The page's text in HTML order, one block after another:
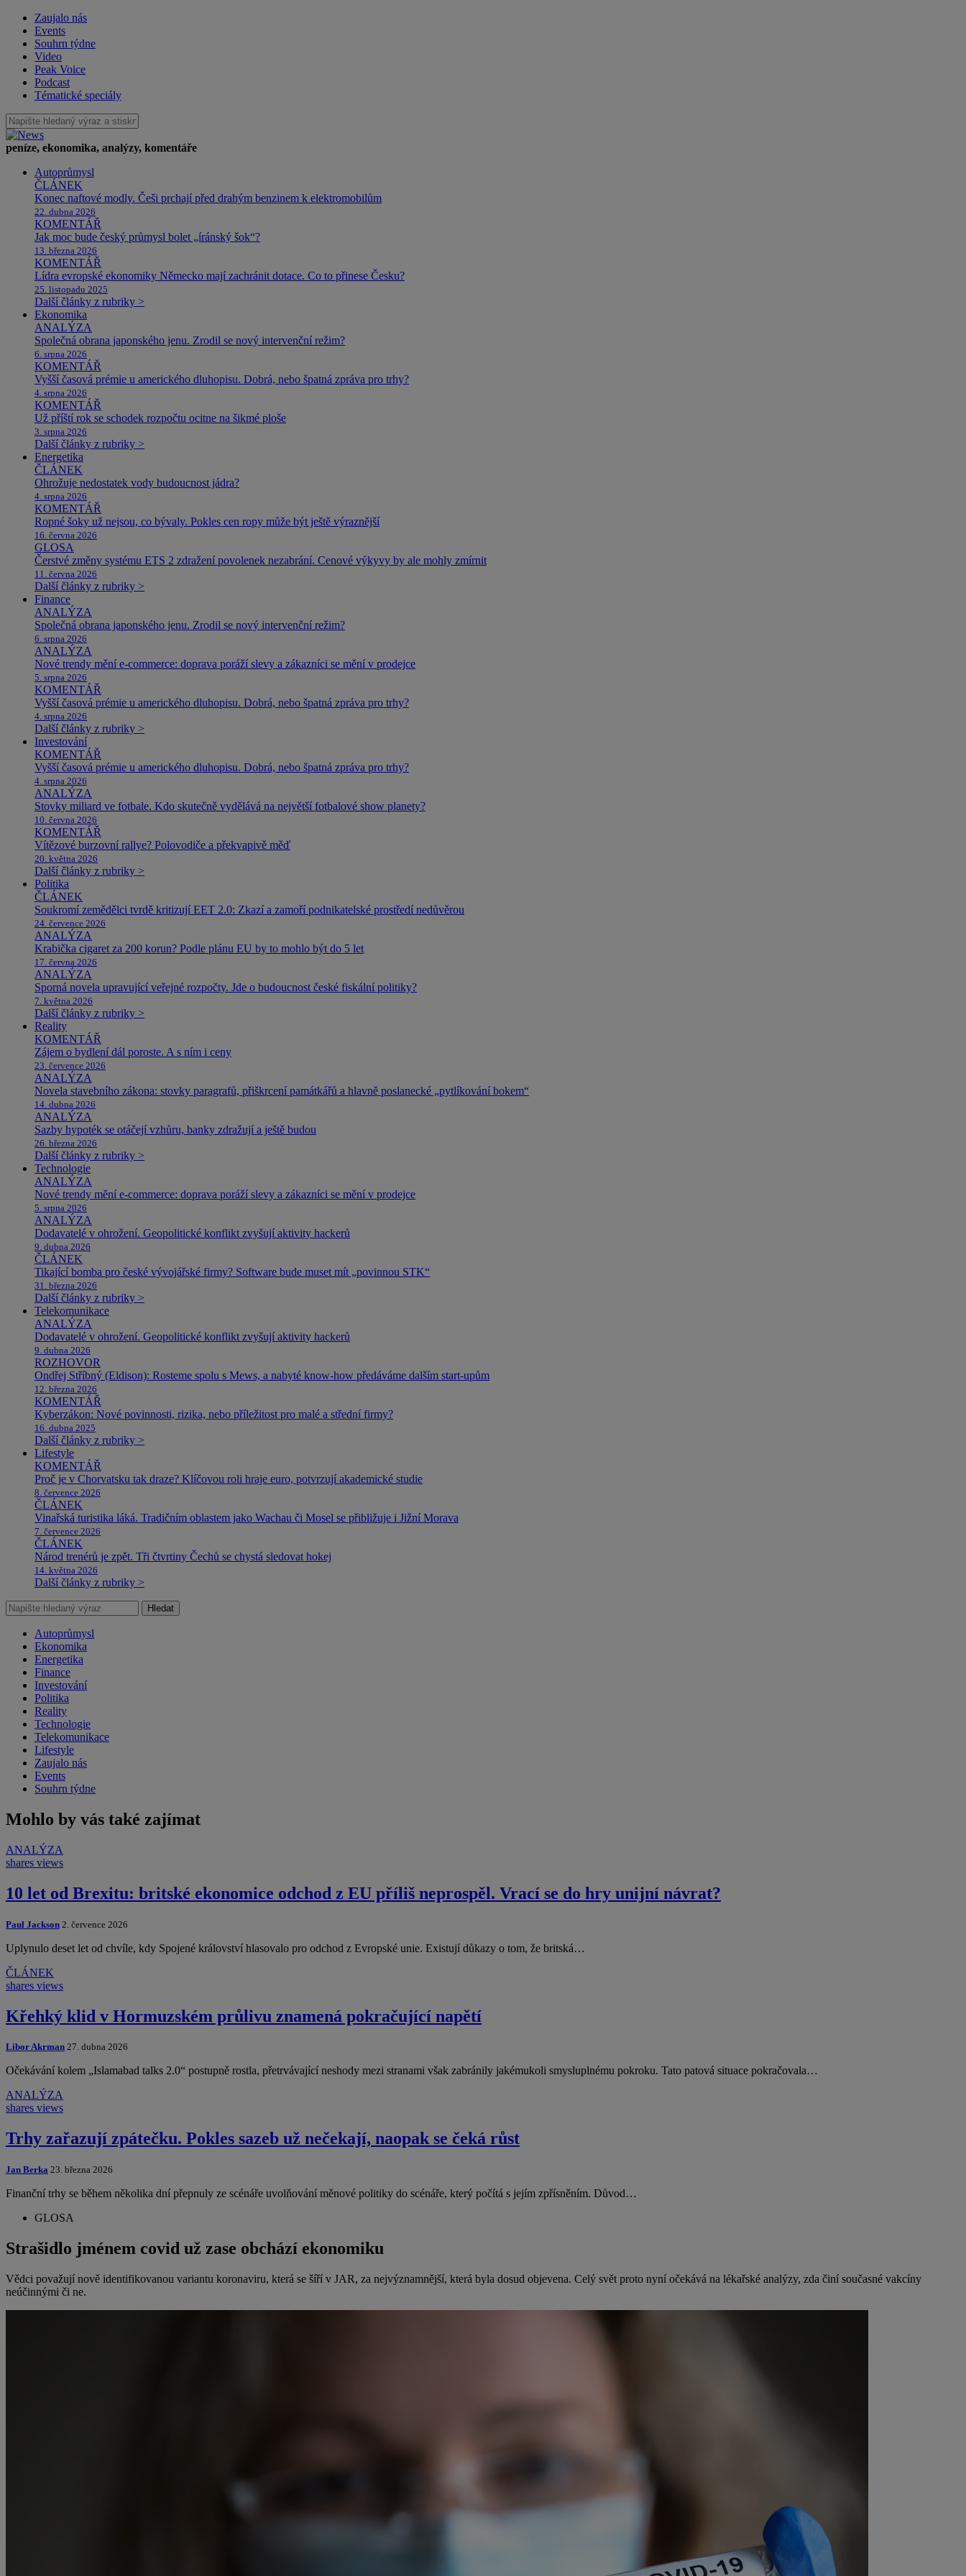
Zaujalo nás
Events
Souhrn týdne
Video
Peak Voice
Podcast
Tématické speciály
peníze, ekonomika, analýzy, komentáře
Autoprůmysl
ČLÁNEK
Konec naftové modly. Češi prchají před drahým benzinem k elektromobilům
22. dubna 2026
KOMENTÁŘ
Jak moc bude český průmysl bolet „íránský šok“?
13. března 2026
KOMENTÁŘ
Lídra evropské ekonomiky Německo mají zachránit dotace. Co to přinese Česku?
25. listopadu 2025
Další články z rubriky >
Ekonomika
ANALÝZA
Společná obrana japonského jenu. Zrodil se nový intervenční režim?
6. srpna 2026
KOMENTÁŘ
Vyšší časová prémie u amerického dluhopisu. Dobrá, nebo špatná zpráva pro trhy?
4. srpna 2026
KOMENTÁŘ
Už příští rok se schodek rozpočtu ocitne na šikmé ploše
3. srpna 2026
Další články z rubriky >
Energetika
ČLÁNEK
Ohrožuje nedostatek vody budoucnost jádra?
4. srpna 2026
KOMENTÁŘ
Ropné šoky už nejsou, co bývaly. Pokles cen ropy může být ještě výraznější
16. června 2026
GLOSA
Čerstvé změny systému ETS 2 zdražení povolenek nezabrání. Cenové výkyvy by ale mohly zmírnit
11. června 2026
Další články z rubriky >
Finance
ANALÝZA
Společná obrana japonského jenu. Zrodil se nový intervenční režim?
6. srpna 2026
ANALÝZA
Nové trendy mění e-commerce: doprava poráží slevy a zákazníci se mění v prodejce
5. srpna 2026
KOMENTÁŘ
Vyšší časová prémie u amerického dluhopisu. Dobrá, nebo špatná zpráva pro trhy?
4. srpna 2026
Další články z rubriky >
Investování
KOMENTÁŘ
Vyšší časová prémie u amerického dluhopisu. Dobrá, nebo špatná zpráva pro trhy?
4. srpna 2026
ANALÝZA
Stovky miliard ve fotbale. Kdo skutečně vydělává na největší fotbalové show planety?
10. června 2026
KOMENTÁŘ
Vítězové burzovní rallye? Polovodiče a překvapivě měď
20. května 2026
Další články z rubriky >
Politika
ČLÁNEK
Soukromí zemědělci tvrdě kritizují EET 2.0: Zkazí a zamoří podnikatelské prostředí nedůvěrou
24. července 2026
ANALÝZA
Krabička cigaret za 200 korun? Podle plánu EU by to mohlo být do 5 let
17. června 2026
ANALÝZA
Sporná novela upravující veřejné rozpočty. Jde o budoucnost české fiskální politiky?
7. května 2026
Další články z rubriky >
Reality
KOMENTÁŘ
Zájem o bydlení dál poroste. A s ním i ceny
23. července 2026
ANALÝZA
Novela stavebního zákona: stovky paragrafů, přiškrcení památkářů a hlavně poslanecké „pytlíkování bokem“
14. dubna 2026
ANALÝZA
Sazby hypoték se otáčejí vzhůru, banky zdražují a ještě budou
26. března 2026
Další články z rubriky >
Technologie
ANALÝZA
Nové trendy mění e-commerce: doprava poráží slevy a zákazníci se mění v prodejce
5. srpna 2026
ANALÝZA
Dodavatelé v ohrožení. Geopolitické konflikt zvyšují aktivity hackerů
9. dubna 2026
ČLÁNEK
Tikající bomba pro české vývojářské firmy? Software bude muset mít „povinnou STK“
31. března 2026
Další články z rubriky >
Telekomunikace
ANALÝZA
Dodavatelé v ohrožení. Geopolitické konflikt zvyšují aktivity hackerů
9. dubna 2026
ROZHOVOR
Ondřej Stříbný (Eldison): Rosteme spolu s Mews, a nabyté know-how předáváme dalším start-upům
12. března 2026
KOMENTÁŘ
Kyberzákon: Nové povinnosti, rizika, nebo příležitost pro malé a střední firmy?
16. dubna 2025
Další články z rubriky >
Lifestyle
KOMENTÁŘ
Proč je v Chorvatsku tak draze? Klíčovou roli hraje euro, potvrzují akademické studie
8. července 2026
ČLÁNEK
Vinařská turistika láká. Tradičním oblastem jako Wachau či Mosel se přibližuje i Jižní Morava
7. července 2026
ČLÁNEK
Národ trenérů je zpět. Tři čtvrtiny Čechů se chystá sledovat hokej
14. května 2026
Další články z rubriky >
Hledat
Autoprůmysl
Ekonomika
Energetika
Finance
Investování
Politika
Reality
Technologie
Telekomunikace
Lifestyle
Zaujalo nás
Events
Souhrn týdne
Mohlo by vás také zajímat
ANALÝZA
shares views
10 let od Brexitu: britské ekonomice odchod z EU příliš neprospěl. Vrací se do hry unijní návrat?
Paul Jackson 2. července 2026
Uplynulo deset let od chvíle, kdy Spojené království hlasovalo pro odchod z Evropské unie. Existují důkazy o tom, že britská…
ČLÁNEK
shares views
Křehký klid v Hormuzském průlivu znamená pokračující napětí
Libor Akrman 27. dubna 2026
Očekávání kolem „Islamabad talks 2.0“ postupně rostla, přetrvávající neshody mezi stranami však zabránily jakémukoli smysluplnému pokroku. Tato patová situace pokračovala…
ANALÝZA
shares views
Trhy zařazují zpátečku. Pokles sazeb už nečekají, naopak se čeká růst
Jan Berka 23. března 2026
Finanční trhy se během několika dní přepnuly ze scénáře uvolňování měnové politiky do scénáře, který počítá s jejím zpřísněním. Důvod…
GLOSA
Strašidlo jménem covid už zase obchází ekonomiku
Vědci považují nově identifikovanou variantu koronaviru, která se šíří v JAR, za nejvýznamnější, která byla dosud objevena. Celý svět proto nyní očekává na lékařské analýzy, zda činí současné vakcíny
neúčinnými či ne.